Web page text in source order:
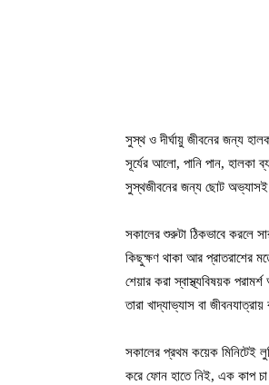
সুস্থ ও দীর্ঘায়ু জীবনের জন্য
সূর্যের আলো, পানি পান, হালকা
সুস্থজীবনের জন্য ছোট অভ্যাসই
সকালের শুরুটা ঠিকভাবে করলে
কিছুক্ষণ থাকা আর প্রাতরাশের
শেয়ার করা স্বাস্থ্যবিষয়ক
তারা খাদ্যাভ্যাস বা
সকালের প্রথম কয়েক মিনিটেই
করে ফোন হাতে নিই, এক কাপ চা